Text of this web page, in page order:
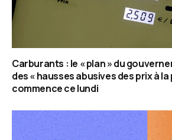
Carburants : le « plan » du
des « hausses abusives des prix à la
commence ce lundi